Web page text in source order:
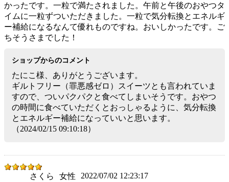
かったです。一粒で満たされました。午前と午後のおやつタ
イムに一粒ずついただきました。一粒で気分転換とエネルギ
ー補給になるなんて優れものですね。おいしかったです。ご
ちそうさまでした！
ショップからのコメント
たにこ様、ありがとうございます。
ギルトフリー（罪悪感ゼロ）スイーツとも言われていま
すので、ついパクパクと食べてしまいそうです。おやつ
の時間に食べていただくとおっしゃるように、気分転換
とエネルギー補給になっていいと思います。
（2024/02/15 09:10:18）
さくら 女性 2022/07/02 12:23:17